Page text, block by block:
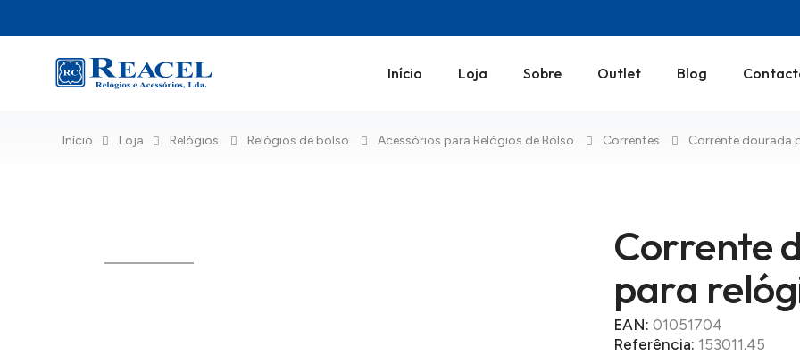
Início Loja Sobre Outlet Blog
Início Loja Relógios Relógios de bolso Acessórios para Relógios de Bolso Correntes Corrente dourada
Corrente
para
EAN: 01051704
Referência: 153011.45